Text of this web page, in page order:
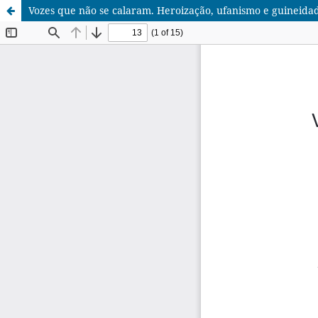
Vozes que não se calaram. Heroização, ufanismo e